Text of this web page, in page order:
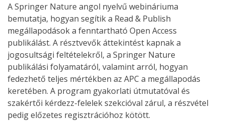
A Springer Nature angol nyelvű webináriuma
bemutatja, hogyan segítik a Read & Publish
megállapodások a fenntartható Open Access
publikálást. A résztvevők áttekintést kapnak a
jogosultsági feltételekről, a Springer Nature
publikálási folyamatáról, valamint arról, hogyan
fedezhető teljes mértékben az APC a megállapodás
keretében. A program gyakorlati útmutatóval és
szakértői kérdezz-felelek szekcióval zárul, a részvétel
pedig előzetes regisztrációhoz kötött.